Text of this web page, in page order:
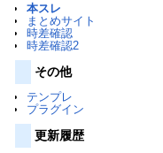
本スレ
まとめサイト
時差確認
時差確認2
その他
テンプレ
プラグイン
更新履歴